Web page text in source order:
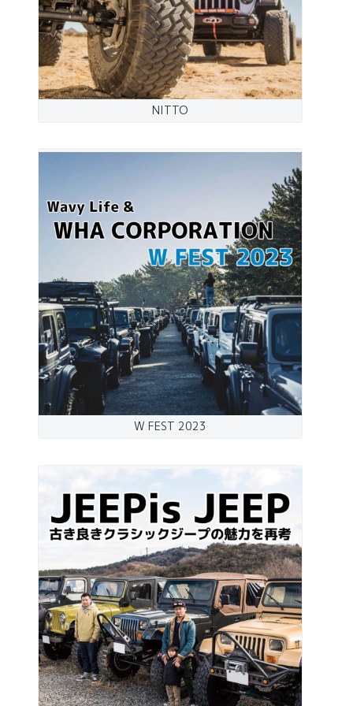
NITTO
W FEST 2023